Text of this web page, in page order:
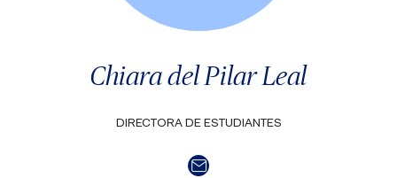
Chiara del Pilar Leal
DIRECTORA DE ESTUDIANTES